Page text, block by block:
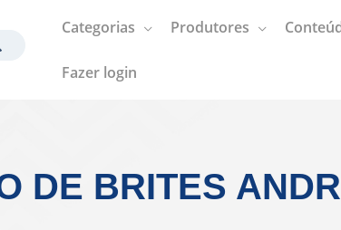
Categorias Produtores
Fazer login
DE BRITES